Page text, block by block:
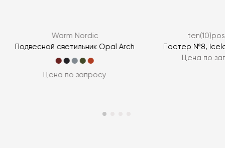
Warm Nordic
Подвесной светильник Opal Arch
Цена по запросу
Постер №8,
Цена по